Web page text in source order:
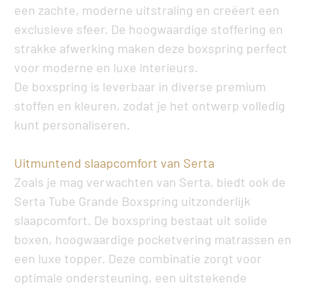
een zachte, moderne uitstraling en creëert een
exclusieve sfeer. De hoogwaardige stoffering en
strakke afwerking maken deze boxspring perfect
voor moderne en luxe interieurs.
De boxspring is leverbaar in diverse premium
stoffen en kleuren, zodat je het ontwerp volledig
kunt personaliseren.
Uitmuntend slaapcomfort van Serta
Zoals je mag verwachten van Serta, biedt ook de
Serta Tube Grande Boxspring uitzonderlijk
slaapcomfort. De boxspring bestaat uit solide
boxen, hoogwaardige pocketvering matrassen en
een luxe topper. Deze combinatie zorgt voor
optimale ondersteuning, een uitstekende